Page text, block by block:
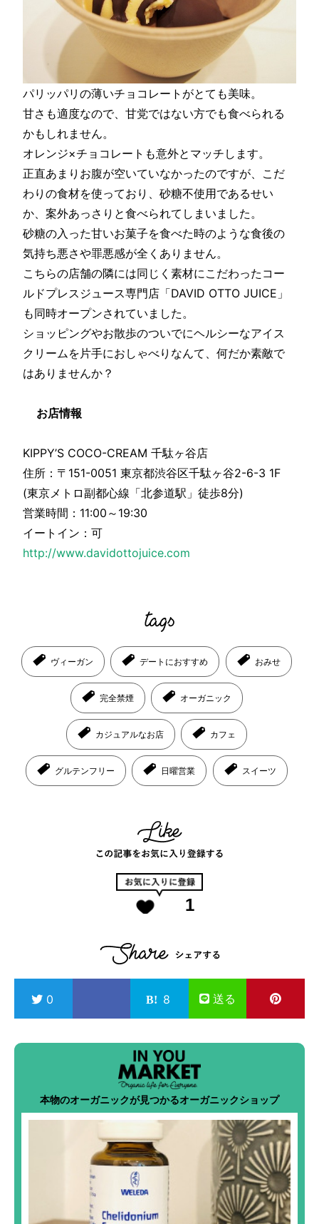
パリッパリの薄いチョコレートがとても美味。
甘さも適度なので、甘党ではない方でも食べられる
かもしれません。
オレンジ×チョコレートも意外とマッチします。
正直あまりお腹が空いていなかったのですが、こだ
わりの食材を使っており、砂糖不使用であるせい
か、案外あっさりと食べられてしまいました。
砂糖の入った甘いお菓子を食べた時のような食後の
気持ち悪さや罪悪感が全くありません。
こちらの店舗の隣には同じく素材にこだわったコー
ルドプレスジュース専門店「DAVID OTTO JUICE」
も同時オープンされていました。
ショッピングやお散歩のついでにヘルシーなアイス
クリームを片手におしゃべりなんて、何だか素敵で
はありませんか？
お店情報
KIPPY’S COCO-CREAM 千駄ヶ谷店
住所：〒151-0051 東京都渋谷区千駄ヶ谷2-6-3 1F
(東京メトロ副都心線「北参道駅」徒歩8分)
営業時間：11:00～19:30
イートイン：可
http://www.davidottojuice.com
ヴィーガン デートにおすすめ おみせ
完全禁煙 オーガニック
カジュアルなお店 カフェ
グルテンフリー 日曜営業 スイーツ
1
0 8 送る
本物のオーガニックが見つかるオーガニックショップ